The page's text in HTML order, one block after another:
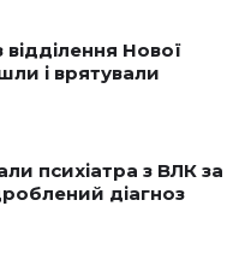
Нової
і врятували
психіатра з ВЛК за
діагноз